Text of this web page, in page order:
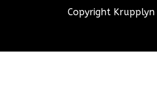
Copyright